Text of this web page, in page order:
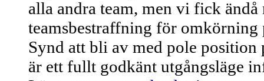
alla andra team, men vi fick ändå
teamsbestraffning för
Synd att bli av med pole position
är ett fullt godkänt utgångsläge